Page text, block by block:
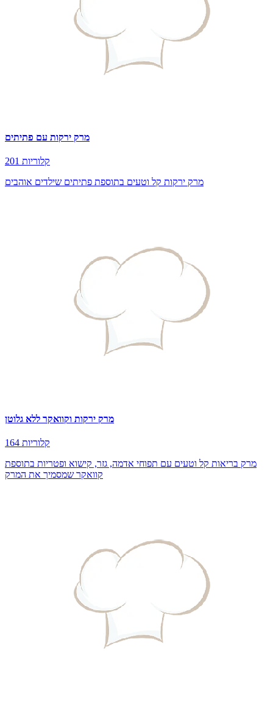
מרק ירקות עם פתיתים
201 קלוריות
מרק ירקות קל וטעים בתוספת פתיתים שילדים אוהבים
מרק ירקות וקוואקר ללא גלוטן
164 קלוריות
מרק בריאות קל וטעים עם תפוחי אדמה, גזר, קישוא ופטריות בתוספת
קוואקר שמסמיך את המרק